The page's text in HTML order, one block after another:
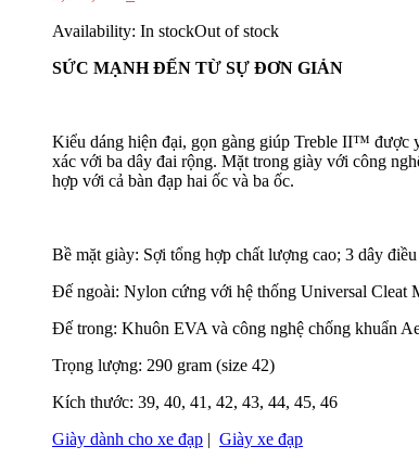
Availability: In stockOut of stock
SỨC MẠNH ĐẾN TỪ SỰ ĐƠN GIẢN
Kiểu dáng hiện đại, gọn gàng giúp Treble II™ được
xác với ba dây đai rộng. Mặt trong giày với công
hợp với cả bàn đạp hai ốc và ba ốc.
Bề mặt giày: Sợi tổng hợp chất lượng cao; 3 dây
Đế ngoài: Nylon cứng với hệ thống Universal Cleat
Đế trong: Khuôn EVA và công nghệ chống khuẩn
Trọng lượng: 290 gram (size 42)
Kích thước: 39, 40, 41, 42, 43, 44, 45, 46
Giày dành cho xe đạp | Giày xe đạp